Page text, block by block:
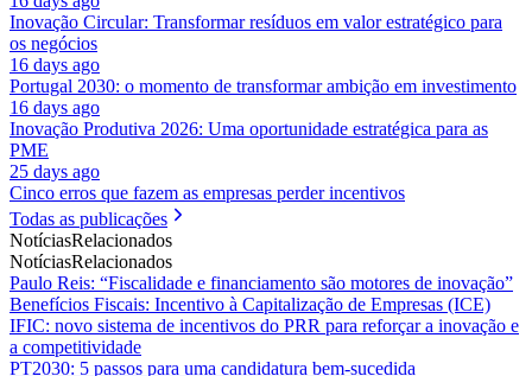
Inovação Circular: Transformar resíduos em valor estratégico para
os negócios
16 days ago
Portugal 2030: o momento de transformar ambição em investimento
16 days ago
Inovação Produtiva 2026: Uma oportunidade estratégica para as
PME
25 days ago
Cinco erros que fazem as empresas perder incentivos
Todas as publicações
NotíciasRelacionados
NotíciasRelacionados
Paulo Reis: “Fiscalidade e financiamento são motores de inovação”
Benefícios Fiscais: Incentivo à Capitalização de Empresas (ICE)
IFIC: novo sistema de incentivos do PRR para reforçar a inovação e
a competitividade
PT2030: 5 passos para uma candidatura bem-sucedida